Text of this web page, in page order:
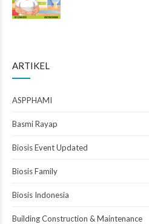
ARTIKEL
ASPPHAMI
Basmi Rayap
Biosis Event Updated
Biosis Family
Biosis Indonesia
Building Construction & Maintenance